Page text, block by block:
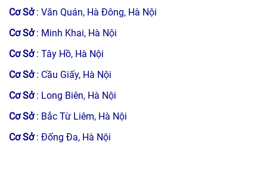
Cơ Sở : Văn Quán, Hà Đông, Hà Nội
Cơ Sở : Minh Khai, Hà Nội
Cơ Sở : Tây Hồ, Hà Nội
Cơ Sở: Cầu Giấy, Hà Nội
Cơ Sở : Long Biên, Hà Nội
Cơ Sở : Bắc Từ Liêm, Hà Nội
Cơ Sở : Đống Đa, Hà Nội